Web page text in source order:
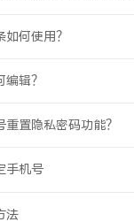
何使用？
辑？
置隐私密码功能？
手机号
法